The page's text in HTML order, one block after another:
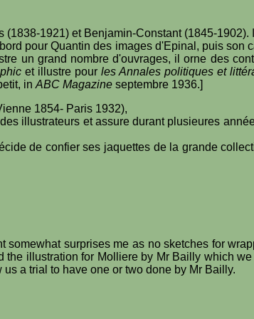
1921) et Benjamin-Constant (1845-1902).
pour Quantin des images d'Epinal, puis son
un grand nombre d'ouvrages, il orne des
et illustre pourles Annales politiques et
in ABC Magazine septembre 1936.]
1854- Paris 1932),
illustrateurs et assure durant plusieures
de confier ses jaquettes de la grande
surprises me as no sketches for
illustration for Molliere by Mr Bailly which
a trial to have one or two done by Mr Bailly.